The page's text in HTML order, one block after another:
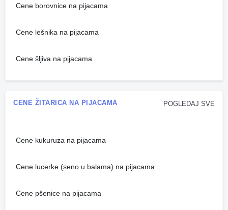
Cene borovnice na pijacama
Cene lešnika na pijacama
Cene šljiva na pijacama
POGLEDAJ SVE
CENE ŽITARICA NA PIJACAMA
Cene kukuruza na pijacama
Cene lucerke (seno u balama) na pijacama
Cene pšenice na pijacama